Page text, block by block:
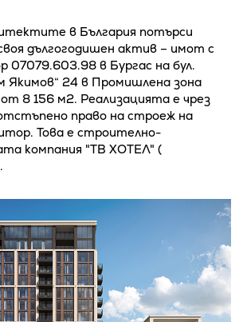
в България потърси
дългогодишен актив – имот с
07079.603.98 в Бургас на бул.
Якимов“ 24 в Промишлена зона
8 156 м2. Реализацията е чрез
право на строеж на
Това е строително-
компания "ТВ ХОТЕЛ" (